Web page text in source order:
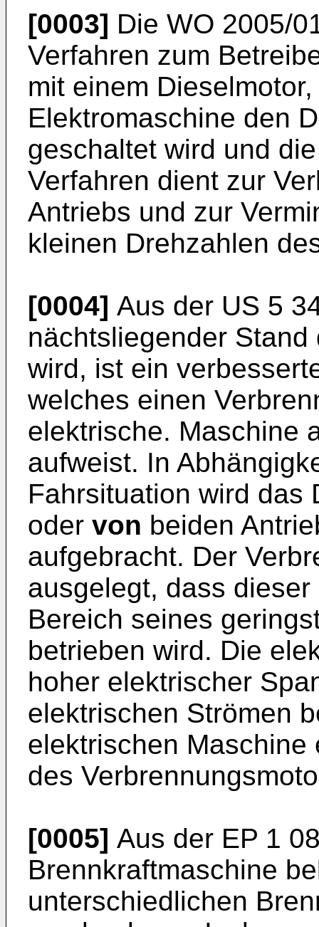
[0003] Die WO 2005/
Verfahren zum
mit einem
Elektromaschine den
geschaltet wird und
Verfahren dient zur
Antriebs und zur
kleinen Drehzahlen
[0004] Aus der US 5
nächtsliegender
wird, ist ein
welches einen
elektrische. Maschine
aufweist. In
Fahrsituation wird das
oder von beiden
aufgebracht. Der
ausgelegt, dass
Bereich seines
betrieben wird. Die
hoher elektrischer
elektrischen Strömen
elektrischen
des
[0005] Aus der EP 1
Brennkraftmaschine
unterschiedlichen